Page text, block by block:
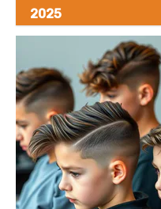
2025